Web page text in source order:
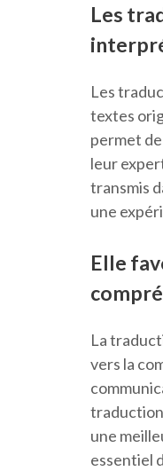
Les
Les
textes
permet
leur
transmis
une
Elle
La
vers la
une
essentiel